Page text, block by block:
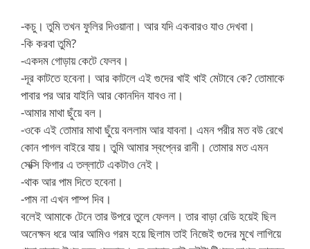
-কচু। তুমি তখন ফুলির দিওয়ানা। আর যদি একবারও যাও দেখবা।
-কি করবা তুমি?
-একদম গোড়ায় কেটে ফেলব।
-দূর কাটতে হবেনা। আর কাটলে এই গুদের খাই খাই মেটাবে কে? তোমাকে
পাবার পর আর যাইনি আর কোনদিন যাবও না।
-আমার মাথা ছুঁয়ে বল।
-ওকে এই তোমার মাথা ছুঁয়ে বললাম আর যাবনা। এমন পরীর মত বউ রেখে
কোন পাগল বাইরে যায়। তুমি আমার স্বপ্নের রানী। তোমার মত এমন
সেক্সি ফিগার এ তল্লাটে একটাও নেই।
-থাক আর পাম দিতে হবেনা।
-পাম না এখন পাম্প দিব।
বলেই আমাকে টেনে তার উপরে তুলে ফেলল। তার বাড়া রেডি হয়েই ছিল
অনেক্ষন ধরে আর আমিও গরম হয়ে ছিলাম তাই নিজেই গুদের মুখে লাগিয়ে